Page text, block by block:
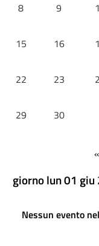
8 9
15 16
22 23
29 30
«
giorno lun 01 giu
Nessun evento